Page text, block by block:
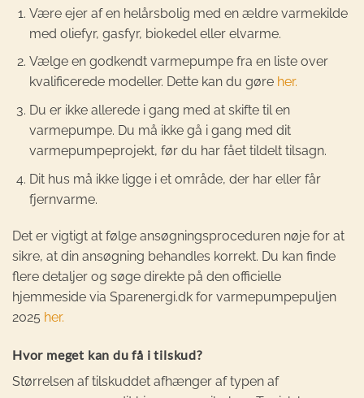
Være ejer af en helårsbolig med en ældre varmekilde
med oliefyr, gasfyr, biokedel eller elvarme.
Vælge en godkendt varmepumpe fra en liste over
kvalificerede modeller. Dette kan du gøre her.
Du er ikke allerede i gang med at skifte til en
varmepumpe. Du må ikke gå i gang med dit
varmepumpeprojekt, før du har fået tildelt tilsagn.
Dit hus må ikke ligge i et område, der har eller får
fjernvarme.
Det er vigtigt at følge ansøgningsproceduren nøje for at
sikre, at din ansøgning behandles korrekt. Du kan finde
flere detaljer og søge direkte på den officielle
hjemmeside via Sparenergi.dk for varmepumpepuljen
2025 her.
Hvor meget kan du få i tilskud?
Størrelsen af tilskuddet afhænger af typen af